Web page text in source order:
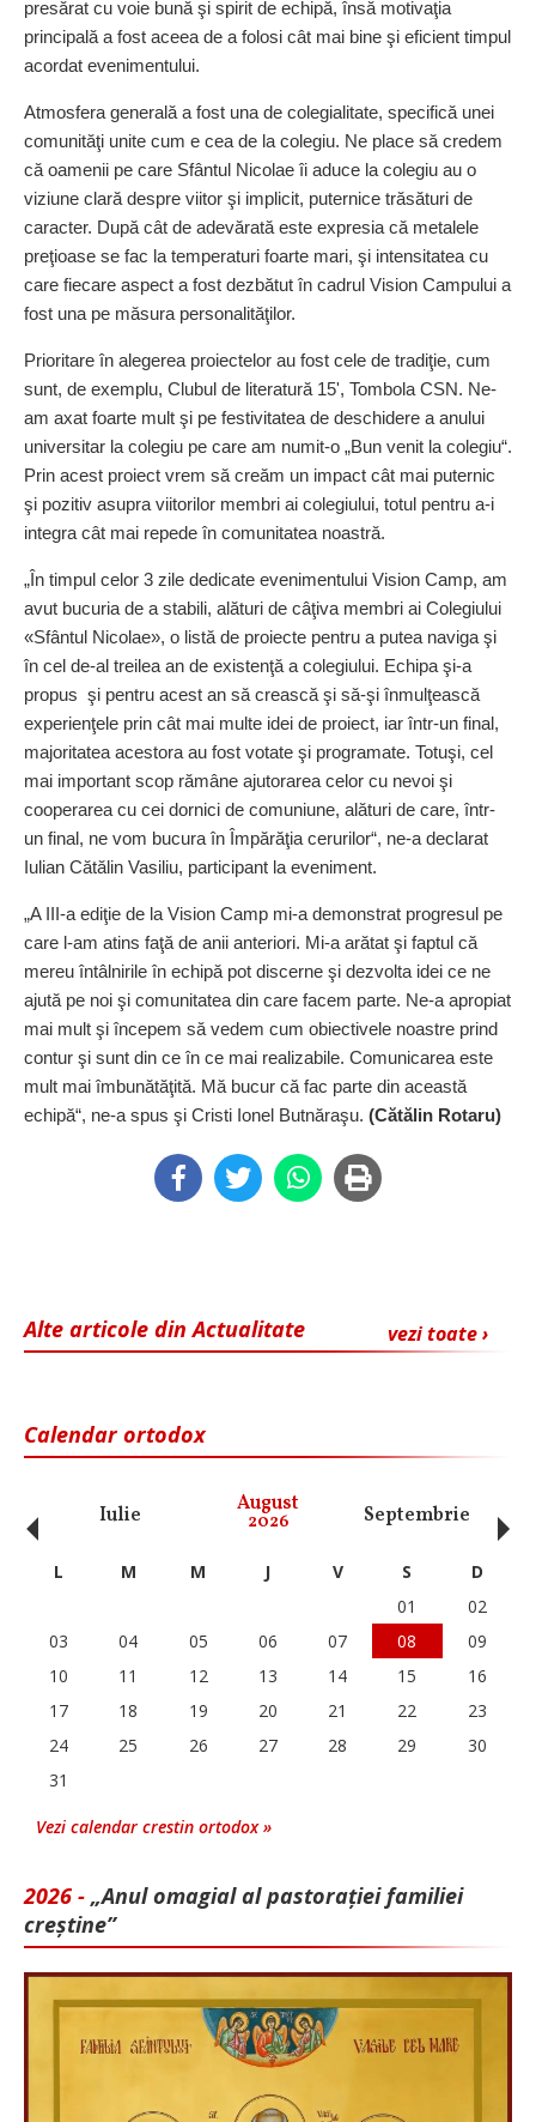
presărat cu voie bună şi spirit de echipă, însă motivaţia
principală a fost aceea de a folosi cât mai bine şi eficient timpul
acordat evenimentului.
Atmosfera generală a fost una de colegialitate, specifică unei
comunităţi unite cum e cea de la colegiu. Ne place să credem
că oamenii pe care Sfântul Nicolae îi aduce la colegiu au o
viziune clară despre viitor şi implicit, puternice trăsături de
caracter. După cât de adevărată este expresia că metalele
preţioase se fac la temperaturi foarte mari, şi intensitatea cu
care fiecare aspect a fost dezbătut în cadrul Vision Campului a
fost una pe măsura personalităţilor.
Prioritare în alegerea proiectelor au fost cele de tradiţie, cum
sunt, de exemplu, Clubul de literatură 15', Tombola CSN. Ne-
am axat foarte mult şi pe festivitatea de deschidere a anului
universitar la colegiu pe care am numit-o „Bun venit la colegiu“.
Prin acest proiect vrem să creăm un impact cât mai puternic
şi pozitiv asupra viitorilor membri ai colegiului, totul pentru a-i
integra cât mai repede în comunitatea noastră.
„În timpul celor 3 zile dedicate evenimentului Vision Camp, am
avut bucuria de a stabili, alături de câţiva membri ai Colegiului
«Sfântul Nicolae», o listă de proiecte pentru a putea naviga şi
în cel de-al treilea an de existenţă a colegiului. Echipa şi-a
propus şi pentru acest an să crească şi să-şi înmulţească
experienţele prin cât mai multe idei de proiect, iar într-un final,
majoritatea acestora au fost votate şi programate. Totuşi, cel
mai important scop rămâne ajutorarea celor cu nevoi şi
cooperarea cu cei dornici de comuniune, alături de care, într-
un final, ne vom bucura în Împărăţia cerurilor“, ne-a declarat
Iulian Cătălin Vasiliu, participant la eveniment.
„A III-a ediţie de la Vision Camp mi-a demonstrat progresul pe
care l-am atins faţă de anii anteriori. Mi-a arătat şi faptul că
mereu întâlnirile în echipă pot discerne şi dezvolta idei ce ne
ajută pe noi şi comunitatea din care facem parte. Ne-a apropiat
mai mult şi începem să vedem cum obiectivele noastre prind
contur şi sunt din ce în ce mai realizabile. Comunicarea este
mult mai îmbunătăţită. Mă bucur că fac parte din această
echipă“, ne-a spus şi Cristi Ionel Butnăraşu. (Cătălin Rotaru)
vezi toate ›
Alte articole din Actualitate
Calendar ortodox
Iulie August
2026 Septembrie
‹ L M M J V S
D
01
02
03
04 05 06 07 08
09
10
11 12 13 14 15
16
17
18 19 20 21 22
23
24
25 26 27 28 29
30
31
Vezi calendar crestin ortodox »
2026 - „Anul omagial al pastorației familiei
creștine”